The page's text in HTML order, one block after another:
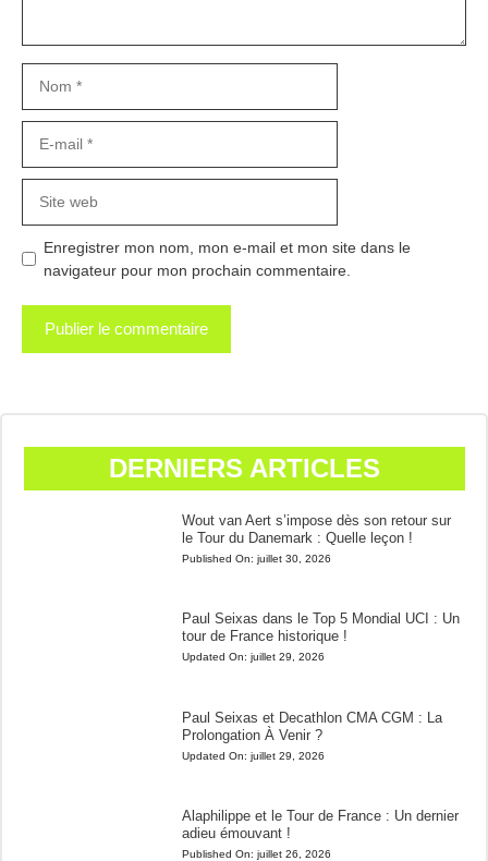
mail
web
Enregistrer mon nom, mon e-mail et mon site dans le
navigateur pour mon prochain commentaire.
DERNIERS ARTICLES
Wout van Aert s’impose dès son retour sur
le Tour du Danemark : Quelle leçon !
Published On: juillet 30, 2026
Paul Seixas dans le Top 5 Mondial UCI : Un
tour de France historique !
Updated On: juillet 29, 2026
Paul Seixas et Decathlon CMA CGM : La
Prolongation À Venir ?
Updated On: juillet 29, 2026
Alaphilippe et le Tour de France : Un dernier
adieu émouvant !
Published On: juillet 26, 2026